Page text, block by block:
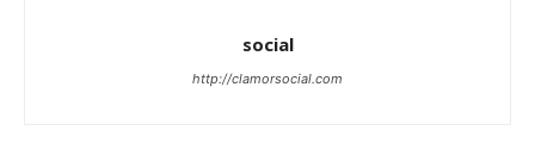
social
http://clamorsocial.com